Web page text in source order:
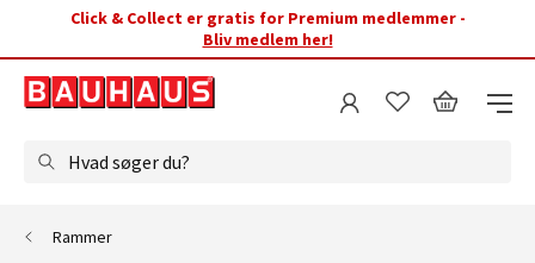
Click & Collect er gratis for Premium medlemmer -
Bliv medlem her!
Hvad søger du?
Rammer